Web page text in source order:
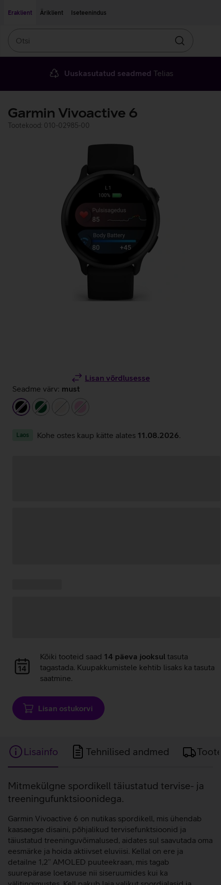
Eraklient
Äriklient Iseteenindus
Otsin
Uuskasutatud seadmed Telias
Garmin Vivoactive 6
Tootekood: 010-02985-00
Lisan võrdlusesse
Seadme värv: must
musttumeroheline
beež heleroosa
Laos Kohe ostes kaup kätte alates 11.08.2026
Andmete
laadimine
Kõiki tooteid saad 14 päeva jooksul tasuta
tagastada. Kuupakkumistele kehtib lisaks ka tasuta
saatmine.
Lisan ostukorvi
Lisainfo Tehnilised andmed
Lisainfo
Mitmekülgne spordikell täiustatud tervise- ja
treeningufunktsioonidega.
Garmin Vivoactive 6 on nutikas spordikell, mis ühendab
kaasaegse disaini, põhjalikud tervisefunktsioonid ja
täiustatud treeninguvõimalused, aidates sul saavutada oma
eesmärke ja hoida aktiivset eluviisi. Kellal on ere ja
detailne 1,2’’ AMOLED puuteekraan, mis tagab
suurepärase loetavuse nii siseruumides kui ka